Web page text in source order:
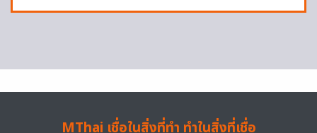
MThai เชื่อในสิ่งที่ทำ ทำในสิ่งที่เชื่อ